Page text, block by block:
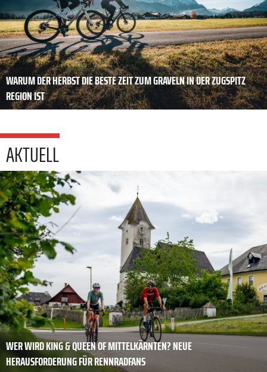
WARUM DER HERBST DIE BESTE ZEIT ZUM GRAVELN IN DER ZUGSPITZ
REGION IST
AKTUELL
WER WIRD KING & QUEEN OF MITTELKÄRNTEN? NEUE
HERAUSFORDERUNG FÜR RENNRADFANS